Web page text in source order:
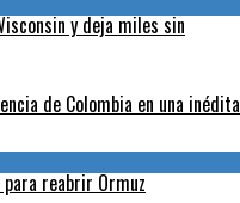
y deja miles sin
de Colombia en una inédita
reabrir Ormuz